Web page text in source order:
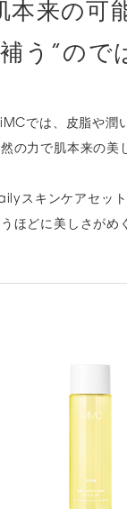
本来の可
補う”ので
では、皮脂や潤
然の力で肌本来の美
スキンケアセッ
ほどに美しさがめ